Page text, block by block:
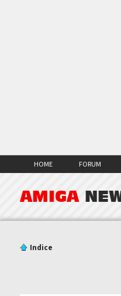
HOME FORUM
AMIGA
Indice